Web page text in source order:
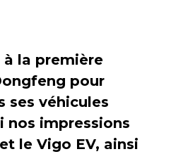
à la première
pour
ses véhicules
nos impressions
le Vigo EV, ainsi